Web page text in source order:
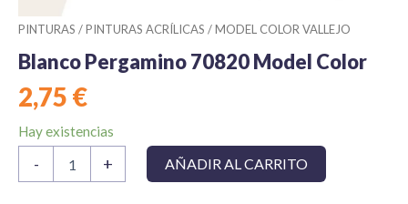
PINTURAS /PINTURAS ACRÍLICAS /MODEL COLOR VALLEJO
Blanco Pergamino 70820 Model Color
2,75 €
Hay existencias
-
Pergamino
+ AÑADIR AL CARRITO